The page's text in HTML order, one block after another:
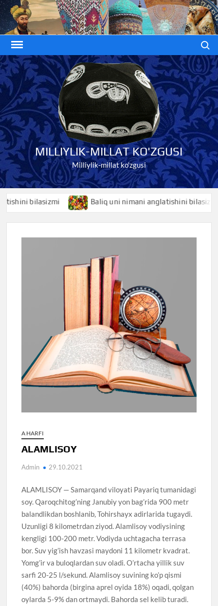
Skip
to
content
MILLIYLIK-MILLAT KO'ZGUSI
Milliylik-millat ko'zgusi
bilasizmi Baliq uni nimani anglatishini bilasizmi
A HARFI
ALAMLISOY
Admin 29.10.2021
ALAMLISOY — Samarqand viloyati Payariq tumanidagi
soy. Qaroqchitog’ning Janubiy yon bag’rida 900 metr
balandlikdan boshlanib, Tohirshayx adirlarida tugaydi.
Uzunligi 8 kilometrdan ziyod. Alamlisoy vodiysining
kengligi 100-200 metr. Vodiyda uchtagacha terrasa
bor. Suv yig’ish havzasi maydoni 11 kilometr kvadrat.
Yomg’ir va buloqlardan suv oladi. O’rtacha yillik suv
sarfi 20-25 l/sekund. Alamlisoy suvining ko’p qismi
(40%) bahorda (birgina aprel oyida 18%) oqadi, qolgan
oylarda 5-9% dan ortmaydi. Bahorda sel kelib turadi.